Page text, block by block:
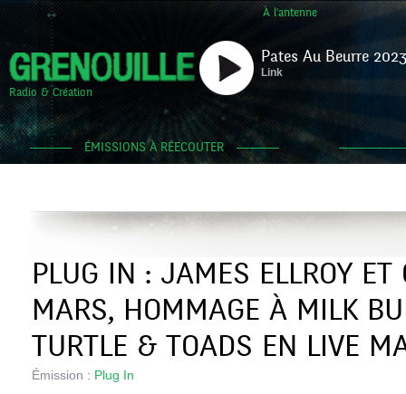
À l'antenne
Radio & Création
Pates Au Beurre
Link
ÉMISSIONS À RÉECOUTER
PLUG IN : JAMES ELLROY ET
MARS, HOMMAGE À MILK
TURTLE & TOADS EN LIVE
Émission : Plug In